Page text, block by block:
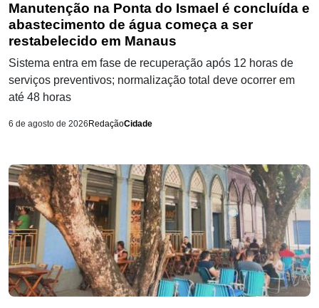
Manutenção na Ponta do Ismael é concluída e
abastecimento de água começa a ser
restabelecido em Manaus
Sistema entra em fase de recuperação após 12 horas de
serviços preventivos; normalização total deve ocorrer em
até 48 horas
6 de agosto de 2026 RedaçãoCidade